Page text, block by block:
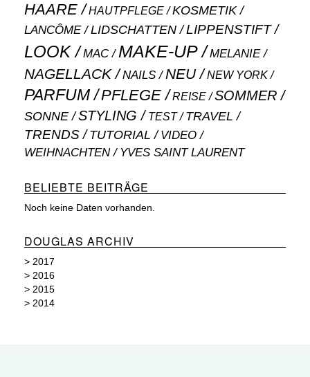
HAARE HAUTPFLEGE
KOSMETIK
LANCÔME
LIDSCHATTEN LIPPENSTIFT
LOOK MAC MAKE-UP MELANIE
NAGELLACK NAILS NEU NEW YORK
PARFUM PFLEGE REISE SOMMER
SONNE STYLING TEST TRAVEL
TRENDS TUTORIAL VIDEO
WEIHNACHTEN YVES SAINT LAURENT
BELIEBTE BEITRÄGE
Noch keine Daten vorhanden.
DOUGLAS ARCHIV
> 2017
> 2016
> 2015
> 2014